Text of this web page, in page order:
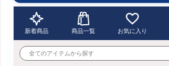
新着商品 商品一覧 お気に入り